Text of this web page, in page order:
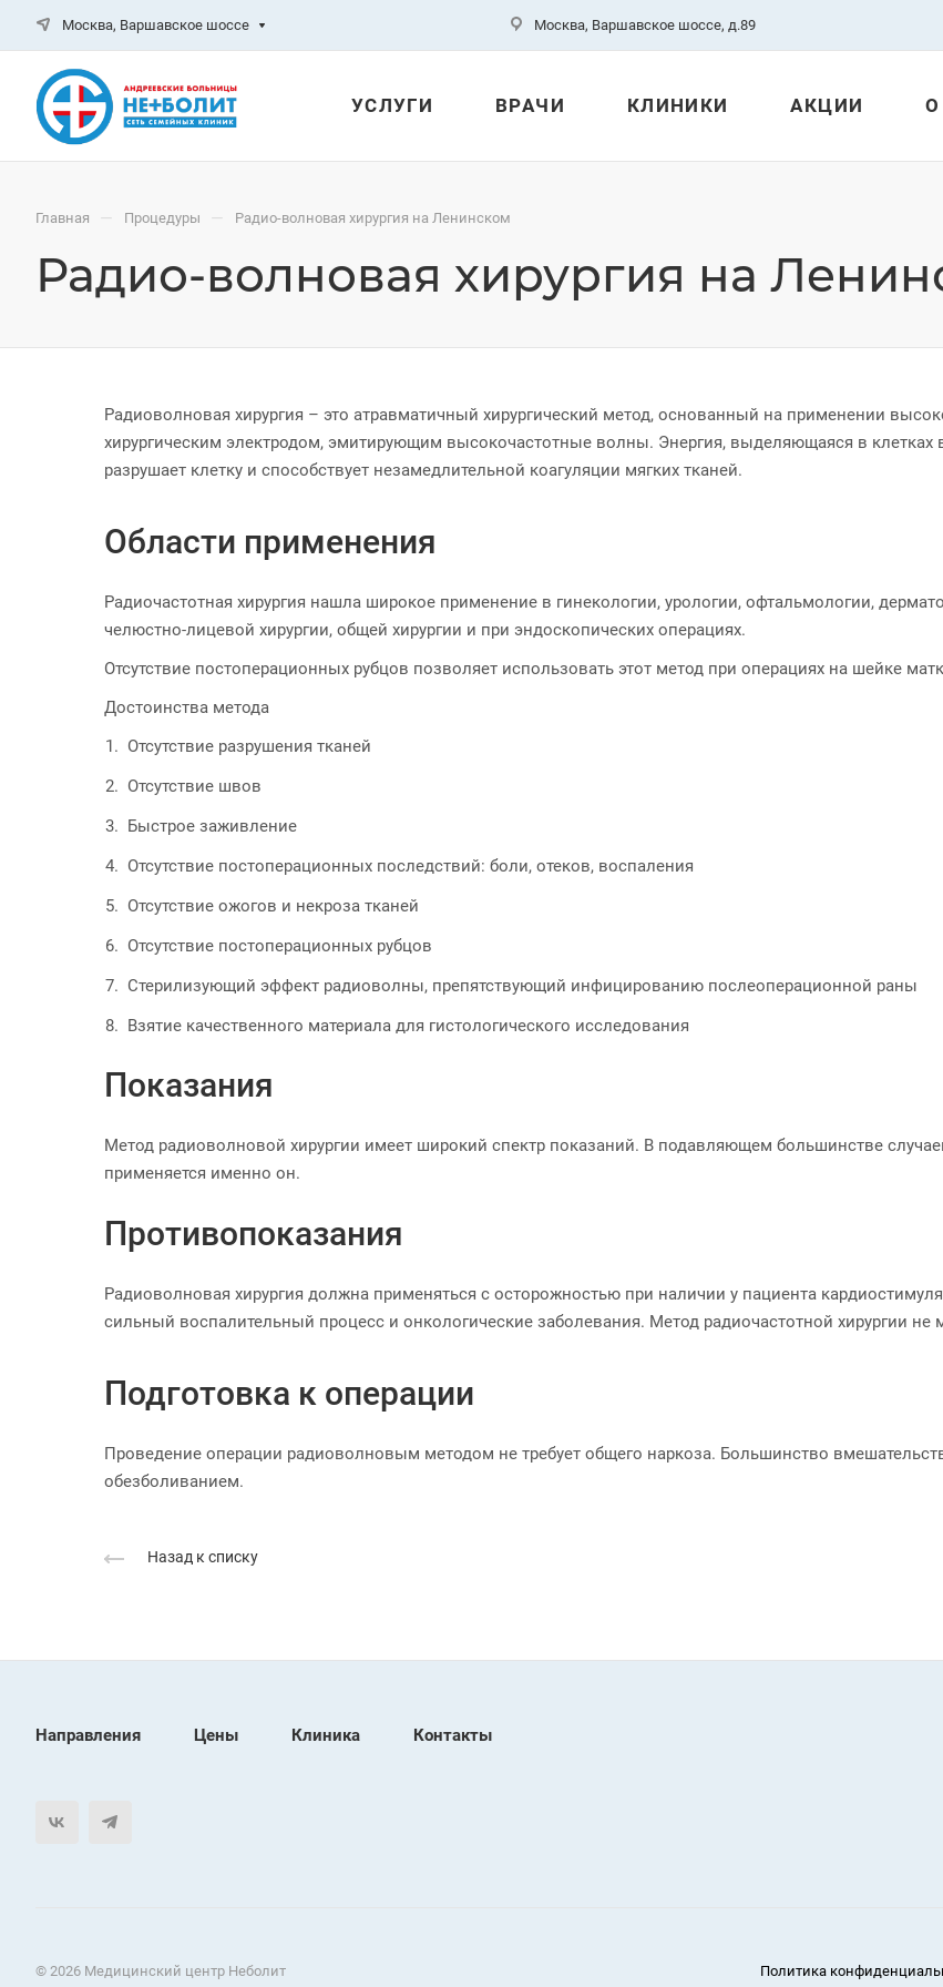
Москва, Варшавское шоссе Москва, Варшавское шоссе, д.89
УСЛУГИ ВРАЧИ КЛИНИКИ АКЦИИ О
Главная — Процедуры — Радио-волновая хирургия на Ленинском
Радио-волновая хирургия на
Радиоволновая хирургия – это атравматичный хирургический метод, основанный на применении
хирургическим электродом, эмитирующим высокочастотные волны. Энергия, выделяющаяся в
разрушает клетку и способствует незамедлительной коагуляции мягких тканей.
Области применения
Радиочастотная хирургия нашла широкое применение в гинекологии, урологии, офтальмологии,
челюстно-лицевой хирургии, общей хирургии и при эндоскопических операциях.
Отсутствие постоперационных рубцов позволяет использовать этот метод при операциях на шейке
Достоинства метода
Отсутствие разрушения тканей
Отсутствие швов
Быстрое заживление
Отсутствие постоперационных последствий: боли, отеков, воспаления
Отсутствие ожогов и некроза тканей
Отсутствие постоперационных рубцов
Стерилизующий эффект радиоволны, препятствующий инфицированию послеоперационной раны
Взятие качественного материала для гистологического исследования
Показания
Метод радиоволновой хирургии имеет широкий спектр показаний. В подавляющем большинстве
применяется именно он.
Противопоказания
Радиоволновая хирургия должна применяться с осторожностью при наличии у пациента
сильный воспалительный процесс и онкологические заболевания. Метод радиочастотной хирургии
Подготовка к операции
Проведение операции радиоволновым методом не требует общего наркоза. Большинство
обезболиванием.
Назад к списку
Направления Цены Клиника Контакты
© 2026 Медицинский центр Неболит Политика